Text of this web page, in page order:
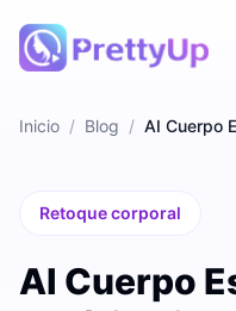
Inicio / Blog /
Retoque corporal
AI Cuerpo